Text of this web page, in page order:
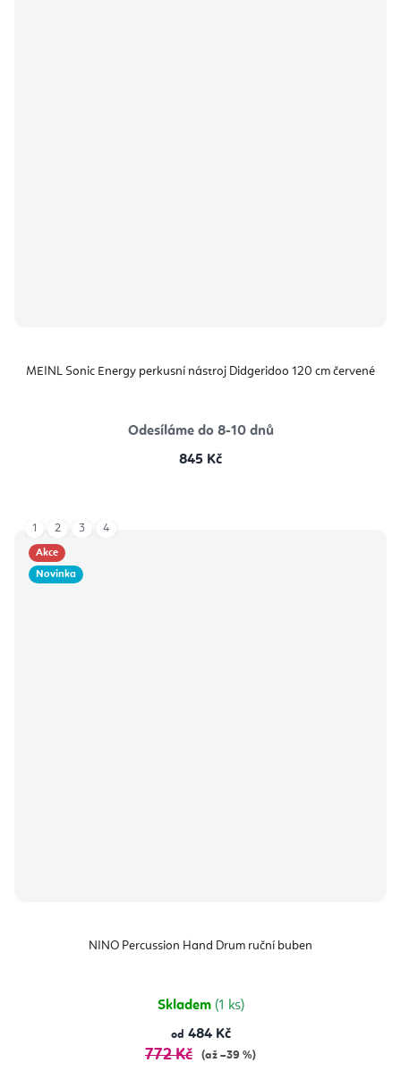
MEINL Sonic Energy perkusní nástroj Didgeridoo 120 cm červené
Odesíláme do 8-10 dnů
845 Kč
Akce
Novinka
NINO Percussion Hand Drum ruční buben
Skladem (1 ks)
od 484 Kč
772 Kč (až –39 %)
1 2 3 4